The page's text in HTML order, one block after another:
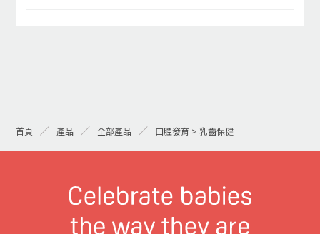
首頁 產品 全部產品 口腔發育 > 乳齒保健